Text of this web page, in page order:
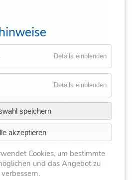
Details einblenden
Details einblenden
speichern
akzeptieren
Cookies, um bestimmte
und das Angebot zu
verbessern.